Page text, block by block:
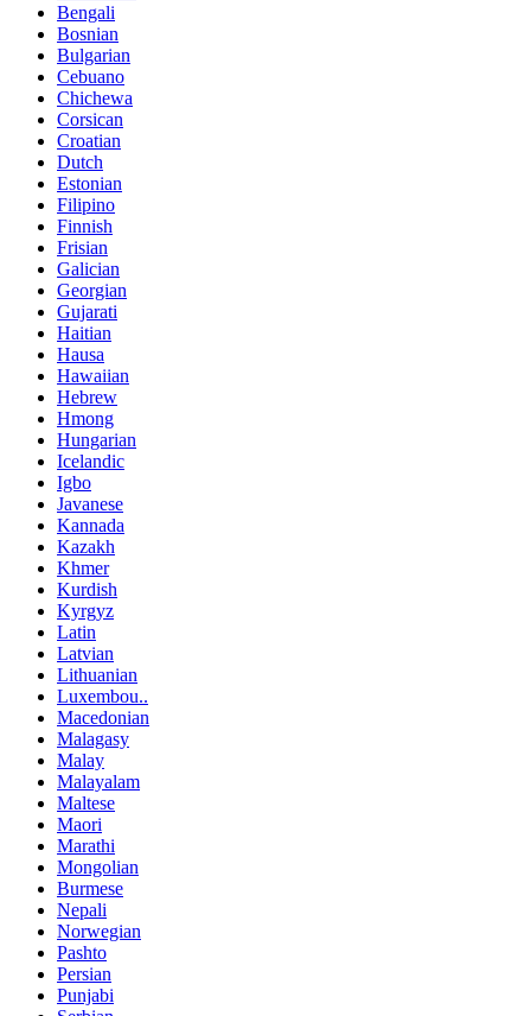
Bengali
Bosnian
Bulgarian
Cebuano
Chichewa
Corsican
Croatian
Dutch
Estonian
Filipino
Finnish
Frisian
Galician
Georgian
Gujarati
Haitian
Hausa
Hawaiian
Hebrew
Hmong
Hungarian
Icelandic
Igbo
Javanese
Kannada
Kazakh
Khmer
Kurdish
Kyrgyz
Latin
Latvian
Lithuanian
Luxembou..
Macedonian
Malagasy
Malay
Malayalam
Maltese
Maori
Marathi
Mongolian
Burmese
Nepali
Norwegian
Pashto
Persian
Punjabi